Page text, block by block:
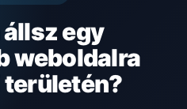
egy
weboldalra
területén?